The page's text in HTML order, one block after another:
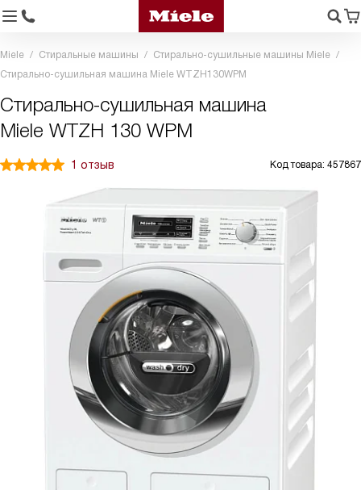
Miele Стиральные машины
Стирально-сушильные машины Miele
Стирально-сушильная машина Miele WTZH130WPM
Стирально-сушильная машина
Miele WTZH 130 WPM
1 отзыв Код товара: 457867